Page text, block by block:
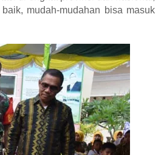
mudah-mudahan bisa masuk